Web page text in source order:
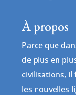
À propos
Parce que
de plus en
civilisations, il
les nouvelles